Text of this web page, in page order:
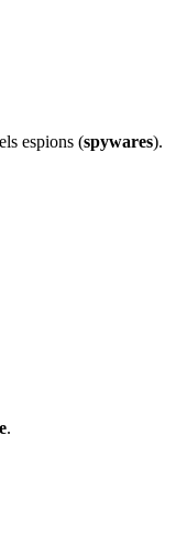
espions (spywares).
.